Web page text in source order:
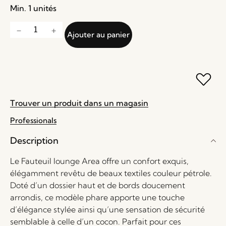
Min. 1 unités
Ajouter au panier
Trouver un produit dans un magasin
Professionals
Description
Le Fauteuil lounge Area offre un confort exquis,
élégamment revêtu de beaux textiles couleur pétrole.
Doté d’un dossier haut et de bords doucement
arrondis, ce modèle phare apporte une touche
d’élégance stylée ainsi qu’une sensation de sécurité
semblable à celle d’un cocon. Parfait pour ces